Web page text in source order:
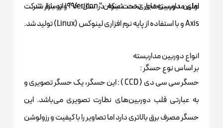
های مداربسته تجاری تحت عنوان " Vericon " وارد بازار شد.
اولین دوربین‌های تحت شبکه در سال ۱۹۹۶ توسط شرکت
Axis و با استفاده از پایه نرم‌ افزاری لینوکس (Linux) تولید شد.
انواع دوربین مداربسته
بر اساس نوع حسگر :
حسگر سی سی دی ( CCD ) : این حسگر، یک حسگر تصویری و
به عبارتی قلب دوربین‌های نظارت تصویری می‌باشد. این
حسگر مصرف برق بالاتری دارد اما تصاویر را با کیفیت و رزولوشن